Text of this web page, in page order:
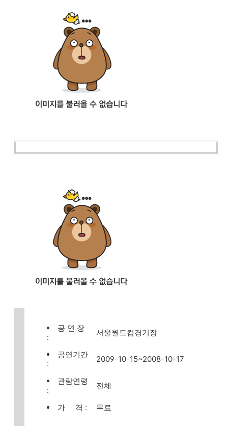
공 연 장
:
서울월드컵경기장
공연기간
:
2009-10-15~2008-10-17
관람연령
:
전체
가 격 : 무료